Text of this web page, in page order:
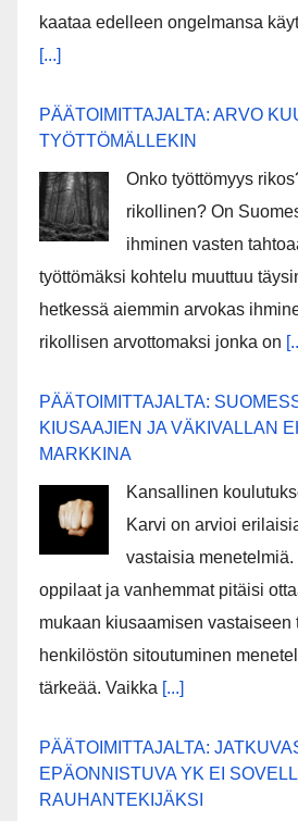
kaataa edelleen ongelmansa
[...]
PÄÄTOIMITTAJALTA: ARVO
TYÖTTÖMÄLLEKIN
Onko työttömyys
rikollinen? On
ihminen vasten
työttömäksi kohtelu muuttuu
hetkessä aiemmin arvokas
rikollisen arvottomaksi jonka on
PÄÄTOIMITTAJALTA:
KIUSAAJIEN JA VÄKIVALLAN
MARKKINA
Kansallinen
Karvi on arvioi
vastaisia
oppilaat ja vanhemmat pitäisi
mukaan kiusaamisen vastaiseen
henkilöstön sitoutuminen
tärkeää. Vaikka [...]
PÄÄTOIMITTAJALTA:
EPÄONNISTUVA YK EI
RAUHANTEKIJÄKSI